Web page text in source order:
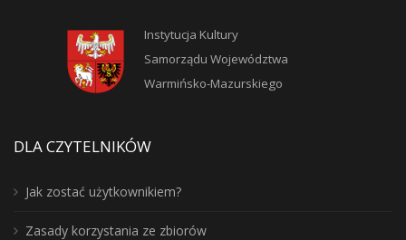
Instytucja Kultury
Samorządu Województwa
Warmińsko-Mazurskiego
DLA CZYTELNIKÓW
Jak zostać użytkownikiem?
Zasady korzystania ze zbiorów